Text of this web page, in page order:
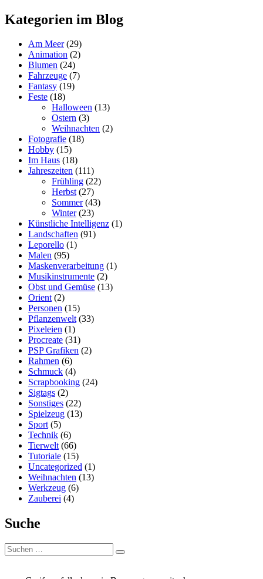
Kategorien im Blog
Am Meer(29)
Animation (2)
Blumen (24)
Fahrzeuge (7)
Fantasy (19)
Feste (18)
Halloween (13)
Ostern (3)
Weihnachten (2)
Fotografie (18)
Hobby (15)
Im Haus (18)
Jahreszeiten (111)
Frühling (22)
Herbst(27)
Sommer(43)
Winter(23)
Künstliche Intelligenz (1)
Landschaften (91)
Leporello (1)
Malen (95)
Maskenverarbeitung (1)
Musikinstrumente (2)
Obst und Gemüse (13)
Orient(2)
Personen (15)
Pflanzenwelt(33)
Pixeleien (1)
Procreate (31)
PSP Grafiken (2)
Rahmen (6)
Schmuck (4)
Scrapbooking (24)
Sigtags (2)
Sonstiges (22)
Spielzeug (13)
Sport(5)
Technik (6)
Tierwelt(66)
Tutoriale (15)
Uncategorized (1)
Weihnachten (13)
Werkzeug (6)
Zauberei (4)
Suche
Suchen
nach:
Suchen